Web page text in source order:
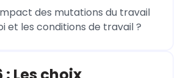
des mutations du travail
et les conditions de travail ?